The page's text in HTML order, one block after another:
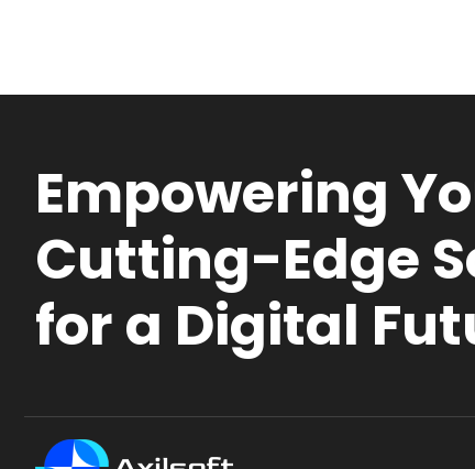
Empowering
Cutting-Edge
for a Digital